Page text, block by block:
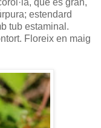
estendard
tub estaminal.
Floreix en maig